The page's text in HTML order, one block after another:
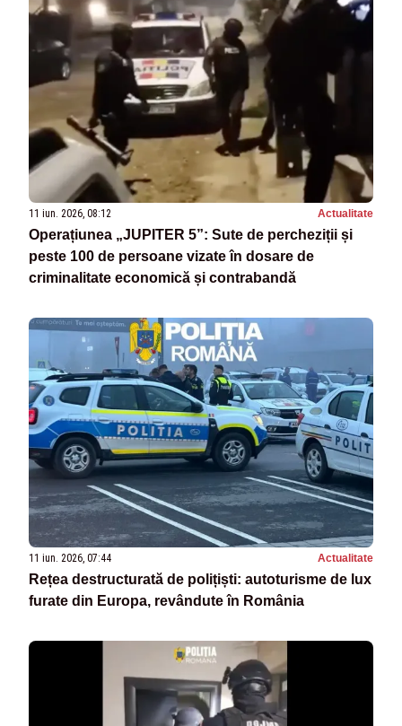
11 iun. 2026, 08:12 Actualitate
Operațiunea „JUPITER 5”: Sute de percheziții și
peste 100 de persoane vizate în dosare de
criminalitate economică și contrabandă
11 iun. 2026, 07:44 Actualitate
Rețea destructurată de polițiști: autoturisme de lux
furate din Europa, revândute în România